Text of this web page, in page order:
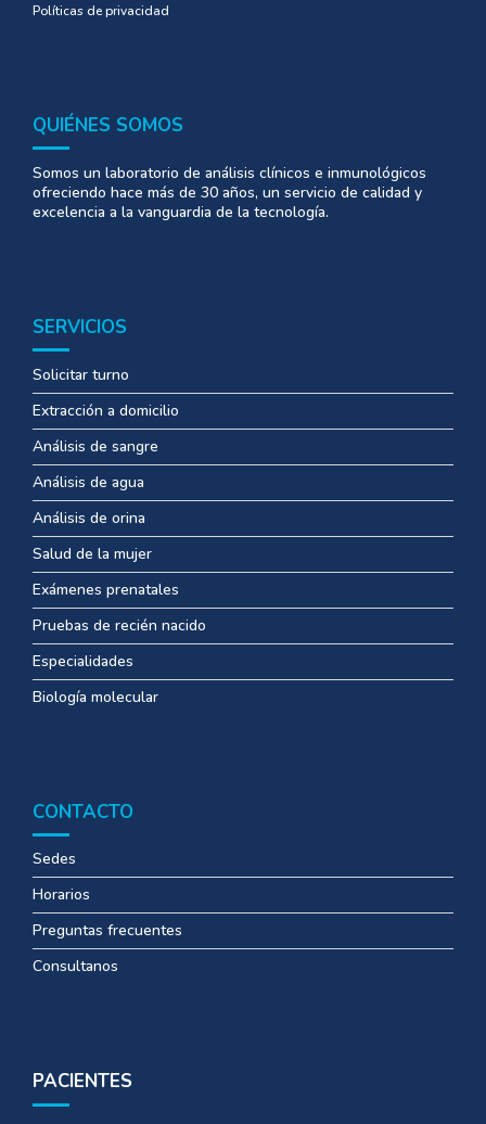
Políticas de privacidad
QUIÉNES SOMOS
Somos un laboratorio de análisis clínicos e inmunológicos
ofreciendo hace más de 30 años, un servicio de calidad y
excelencia a la vanguardia de la tecnología.
SERVICIOS
Solicitar turno
Extracción a domicilio
Análisis de sangre
Análisis de agua
Análisis de orina
Salud de la mujer
Exámenes prenatales
Pruebas de recién nacido
Especialidades
Biología molecular
CONTACTO
Sedes
Horarios
Preguntas frecuentes
Consultanos
PACIENTES